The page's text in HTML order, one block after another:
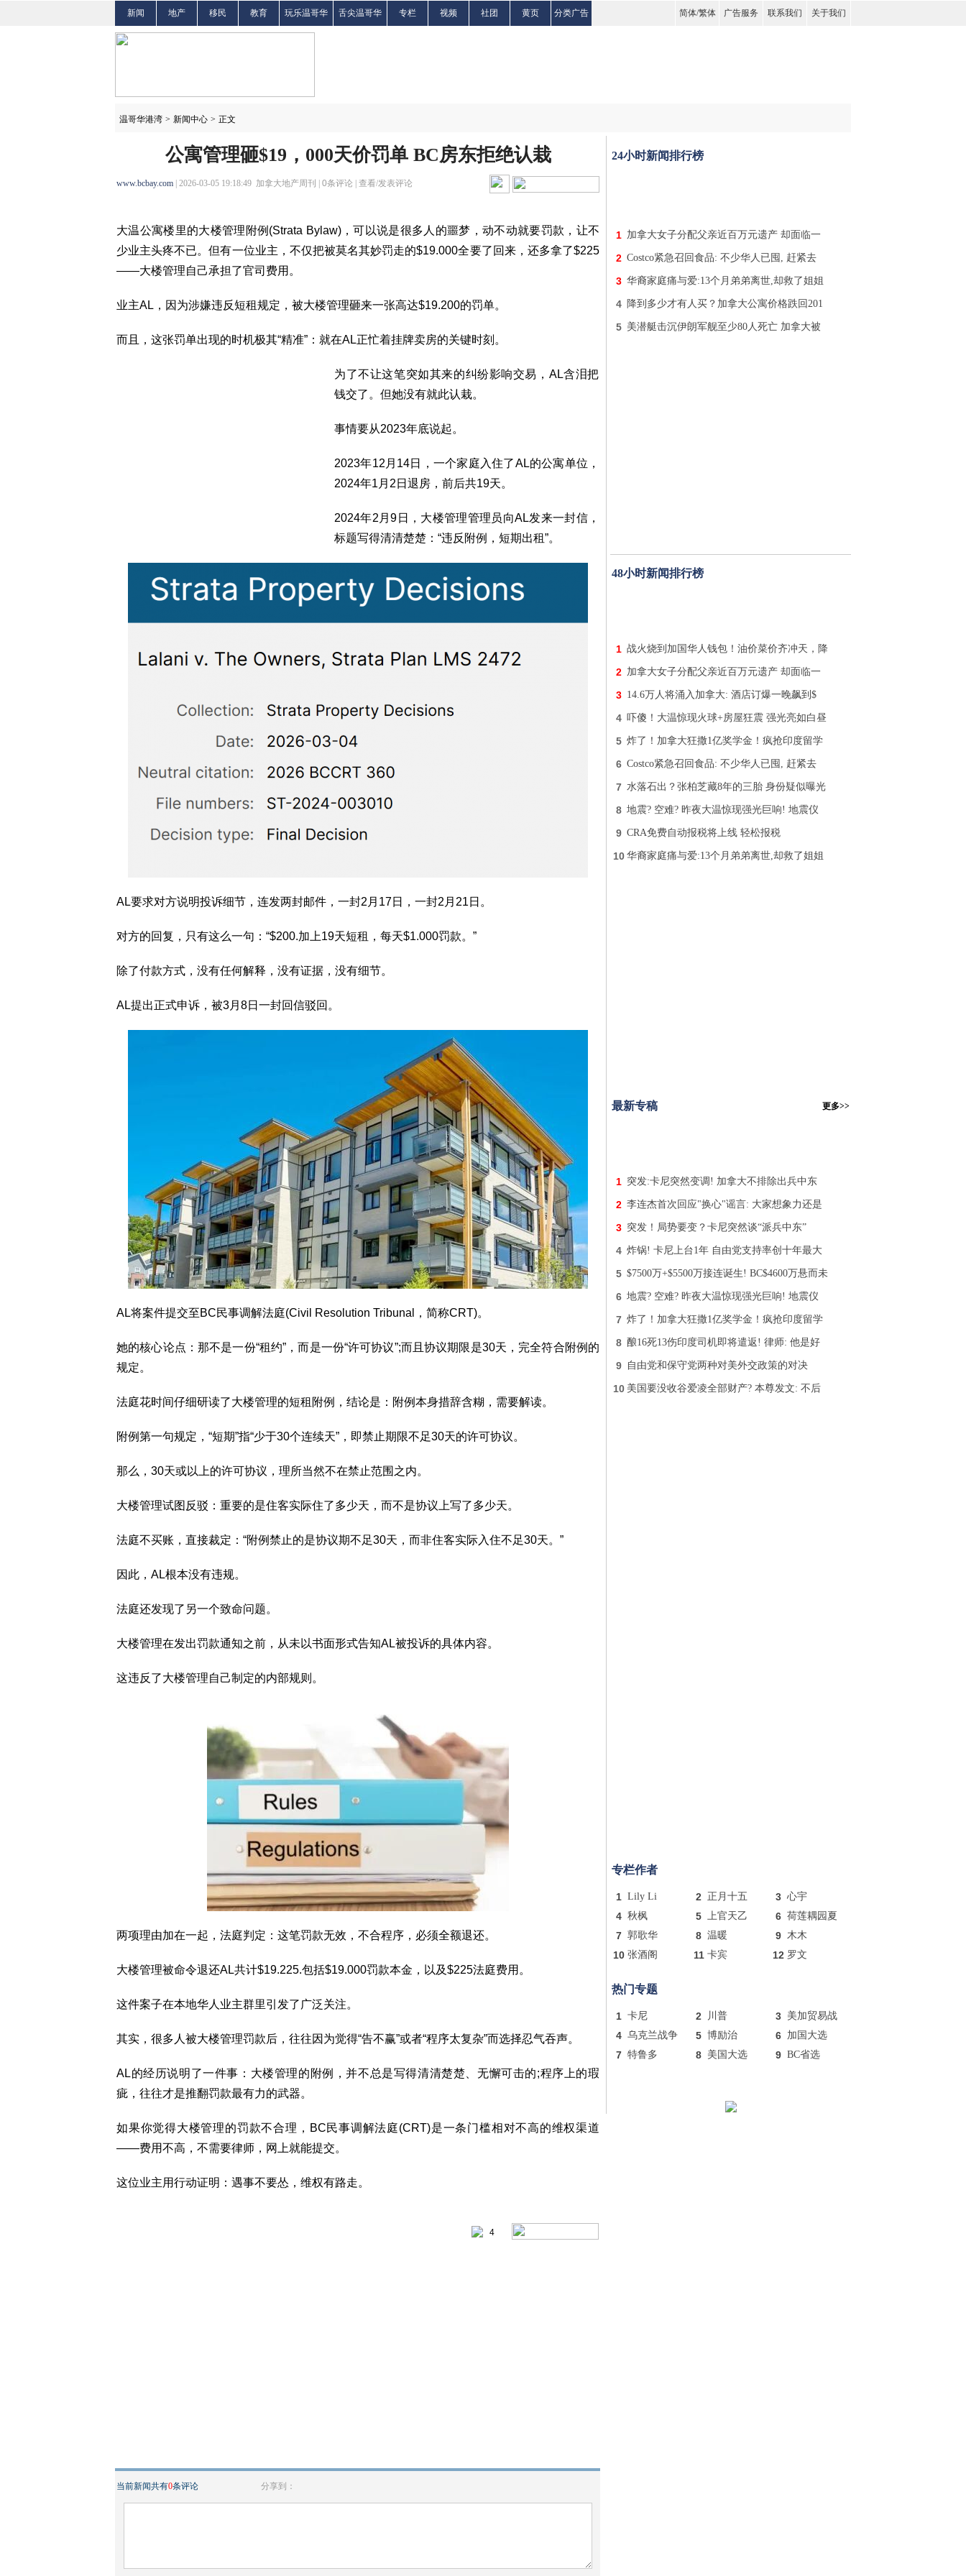
新闻 地产 移民 教育 玩乐温哥华 舌尖温哥华 专栏 视频 社团 黄页 分类广告 简体/繁体 广告服务 联系我们 关于我们
温哥华港湾 > 新闻中心 > 正文
公寓管理砸$19，000天价罚单 BC房东拒绝认栽
www.bcbay.com | 2026-03-05 19:18:49 加拿大地产周刊 | 0条评论 | 查看/发表评论
大温公寓楼里的大楼管理附例(Strata Bylaw)，可以说是很多人的噩梦，动不动就要罚款，让不
少业主头疼不已。但有一位业主，不仅把被莫名其妙罚走的$19.000全要了回来，还多拿了$225
——大楼管理自己承担了官司费用。
业主AL，因为涉嫌违反短租规定，被大楼管理砸来一张高达$19.200的罚单。
而且，这张罚单出现的时机极其“精准”：就在AL正忙着挂牌卖房的关键时刻。
为了不让这笔突如其来的纠纷影响交易，AL含泪把
钱交了。但她没有就此认栽。
事情要从2023年底说起。
2023年12月14日，一个家庭入住了AL的公寓单位，
2024年1月2日退房，前后共19天。
2024年2月9日，大楼管理管理员向AL发来一封信，
标题写得清清楚楚：“违反附例，短期出租”。
AL要求对方说明投诉细节，连发两封邮件，一封2月17日，一封2月21日。
对方的回复，只有这么一句：“$200.加上19天短租，每天$1.000罚款。”
除了付款方式，没有任何解释，没有证据，没有细节。
AL提出正式申诉，被3月8日一封回信驳回。
AL将案件提交至BC民事调解法庭(Civil Resolution Tribunal，简称CRT)。
她的核心论点：那不是一份“租约”，而是一份“许可协议”;而且协议期限是30天，完全符合附例的
规定。
法庭花时间仔细研读了大楼管理的短租附例，结论是：附例本身措辞含糊，需要解读。
附例第一句规定，“短期”指“少于30个连续天”，即禁止期限不足30天的许可协议。
那么，30天或以上的许可协议，理所当然不在禁止范围之内。
大楼管理试图反驳：重要的是住客实际住了多少天，而不是协议上写了多少天。
法庭不买账，直接裁定：“附例禁止的是协议期不足30天，而非住客实际入住不足30天。”
因此，AL根本没有违规。
法庭还发现了另一个致命问题。
大楼管理在发出罚款通知之前，从未以书面形式告知AL被投诉的具体内容。
这违反了大楼管理自己制定的内部规则。
两项理由加在一起，法庭判定：这笔罚款无效，不合程序，必须全额退还。
大楼管理被命令退还AL共计$19.225.包括$19.000罚款本金，以及$225法庭费用。
这件案子在本地华人业主群里引发了广泛关注。
其实，很多人被大楼管理罚款后，往往因为觉得“告不赢”或者“程序太复杂”而选择忍气吞声。
AL的经历说明了一件事：大楼管理的附例，并不总是写得清清楚楚、无懈可击的;程序上的瑕
疵，往往才是推翻罚款最有力的武器。
如果你觉得大楼管理的罚款不合理，BC民事调解法庭(CRT)是一条门槛相对不高的维权渠道
——费用不高，不需要律师，网上就能提交。
这位业主用行动证明：遇事不要怂，维权有路走。
4
当前新闻共有0条评论 分享到：
24小时新闻排行榜
1 加拿大女子分配父亲近百万元遗产 却面临一
2 Costco紧急召回食品: 不少华人已囤, 赶紧去
3 华裔家庭痛与爱:13个月弟弟离世,却救了姐姐
4 降到多少才有人买？加拿大公寓价格跌回201
5 美潜艇击沉伊朗军舰至少80人死亡 加拿大被
48小时新闻排行榜
1 战火烧到加国华人钱包！油价菜价齐冲天，降
2 加拿大女子分配父亲近百万元遗产 却面临一
3 14.6万人将涌入加拿大: 酒店订爆一晚飙到$
4 吓傻！大温惊现火球+房屋狂震 强光亮如白昼
5 炸了！加拿大狂撒1亿奖学金！疯抢印度留学
6 Costco紧急召回食品: 不少华人已囤, 赶紧去
7 水落石出？张柏芝藏8年的三胎 身份疑似曝光
8 地震? 空难? 昨夜大温惊现强光巨响! 地震仪
9 CRA免费自动报税将上线 轻松报税
10 华裔家庭痛与爱:13个月弟弟离世,却救了姐姐
最新专稿 更多>>
1 突发:卡尼突然变调! 加拿大不排除出兵中东
2 李连杰首次回应"换心"谣言: 大家想象力还是
3 突发！局势要变？卡尼突然谈“派兵中东”
4 炸锅! 卡尼上台1年 自由党支持率创十年最大
5 $7500万+$5500万接连诞生! BC$4600万悬而未
6 地震? 空难? 昨夜大温惊现强光巨响! 地震仪
7 炸了！加拿大狂撒1亿奖学金！疯抢印度留学
8 酿16死13伤印度司机即将遣返! 律师: 他是好
9 自由党和保守党两种对美外交政策的对决
10 美国要没收谷爱凌全部财产? 本尊发文: 不后
专栏作者
1 Lily Li 2 正月十五 3 心宇
4 秋枫 5 上官天乙 6 荷莲耦园夏
7 郭歌华 8 温暖 9 木木
10 张酒阁 11 卡宾 12 罗文
热门专题
1 卡尼 2 川普 3 美加贸易战
4 乌克兰战争 5 博励治 6 加国大选
7 特鲁多 8 美国大选 9 BC省选